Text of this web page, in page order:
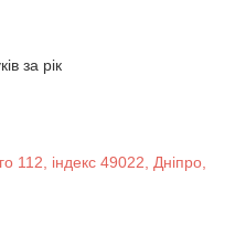
за рік
112, індекс 49022, Дніпро,